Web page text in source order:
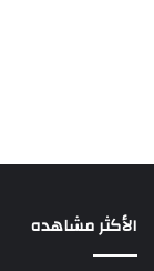
الأكثر مشاهده